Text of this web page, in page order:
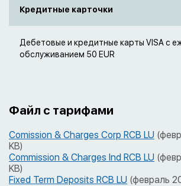
Кредитные карточки
Дебетовые и кредитные карты VISA с
обслуживанием 50 EUR
Файл с тарифами
Comission & Charges Corp RCB LU
KB)
Commission & Charges Ind RCB LU
KB)
Fixed Term Deposits RCB LU (февраль